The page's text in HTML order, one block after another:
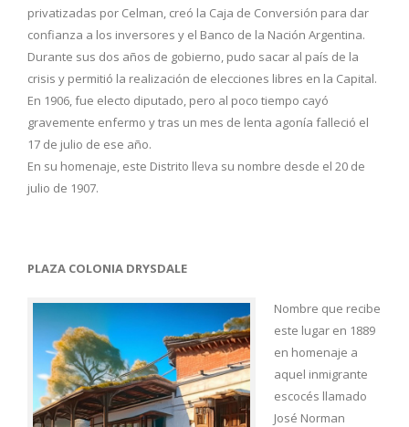
privatizadas por Celman, creó la Caja de Conversión para dar
confianza a los inversores y el Banco de la Nación Argentina.
Durante sus dos años de gobierno, pudo sacar al país de la
crisis y permitió la realización de elecciones libres en la Capital.
En 1906, fue electo diputado, pero al poco tiempo cayó
gravemente enfermo y tras un mes de lenta agonía falleció el
17 de julio de ese año.
En su homenaje, este Distrito lleva su nombre desde el 20 de
julio de 1907.
PLAZA COLONIA DRYSDALE
Nombre que recibe
este lugar en 1889
en homenaje a
aquel inmigrante
escocés llamado
José Norman